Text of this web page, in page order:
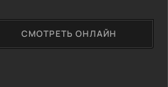
СМОТРЕТЬ ОНЛАЙН